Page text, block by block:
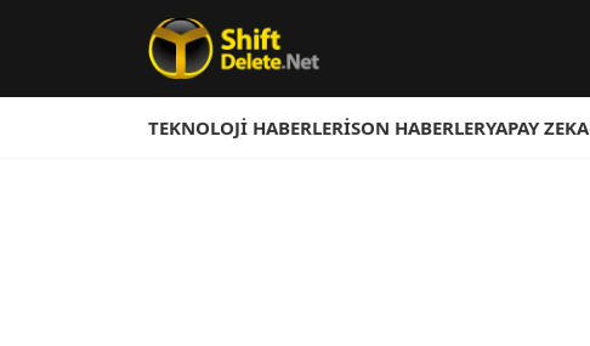
TEKNOLOJI HABERLERISON HABERLERYAPAY ZEKA